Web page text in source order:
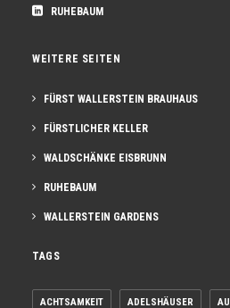
RUHEBAUM
WEITERE SEITEN
FÜRST WALLERSTEIN BRAUHAUS
FÜRSTLICHER KELLER
WALDSCHÄNKE EISBRUNN
RUHEBAUM
WALLERSTEIN GARDENS
TAGS
ACHTSAMKEIT ADELSHÄUSER